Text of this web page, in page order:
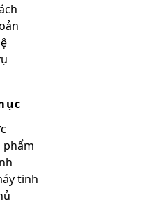
phẩm
tinh